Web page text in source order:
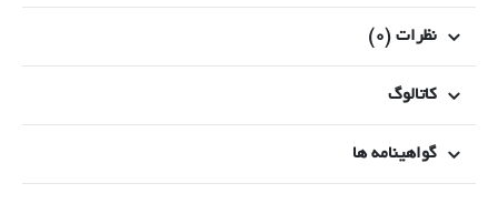
نظرات (0)
کاتالوگ
گواهینامه ها